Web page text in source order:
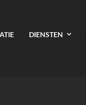
DIENSTEN